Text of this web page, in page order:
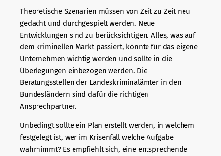
Theoretische Szenarien müssen von Zeit zu Zeit neu
gedacht und durchgespielt werden. Neue
Entwicklungen sind zu berücksichtigen. Alles, was auf
dem kriminellen Markt passiert, könnte für das eigene
Unternehmen wichtig werden und sollte in die
Überlegungen einbezogen werden. Die
Beratungsstellen der Landeskriminalämter in den
Bundesländern sind dafür die richtigen
Ansprechpartner.
Unbedingt sollte ein Plan erstellt werden, in welchem
festgelegt ist, wer im Krisenfall welche Aufgabe
wahrnimmt? Es empfiehlt sich, eine entsprechende